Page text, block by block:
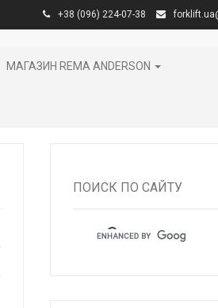
+38 (096) 224-07-38
МАГАЗИН REMA ANDERSON
ПОИСК ПО САЙТУ